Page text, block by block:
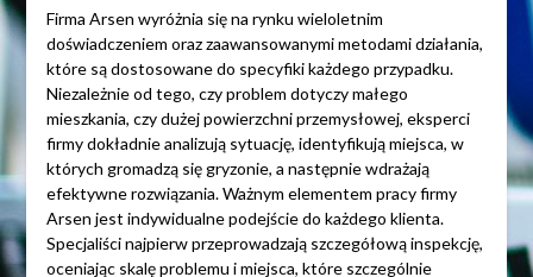
Firma Arsen wyróżnia się na rynku wieloletnim
doświadczeniem oraz zaawansowanymi metodami działania,
które są dostosowane do specyfiki każdego przypadku.
Niezależnie od tego, czy problem dotyczy małego
mieszkania, czy dużej powierzchni przemysłowej, eksperci
firmy dokładnie analizują sytuację, identyfikują miejsca, w
których gromadzą się gryzonie, a następnie wdrażają
efektywne rozwiązania. Ważnym elementem pracy firmy
Arsen jest indywidualne podejście do każdego klienta.
Specjaliści najpierw przeprowadzają szczegółową inspekcję,
oceniając skalę problemu i miejsca, które szczególnie